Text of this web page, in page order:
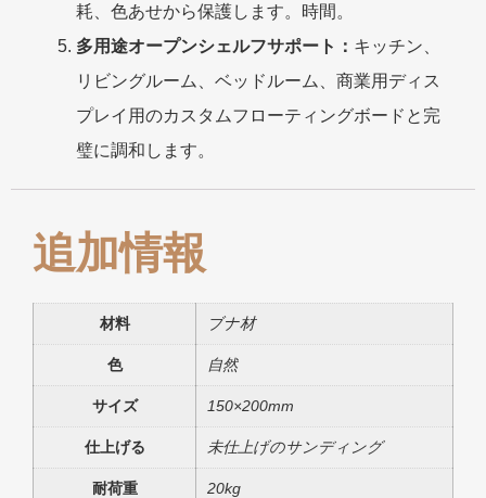
耗、色あせから保護します。時間。
多用途オープンシェルフサポート： キッチン、
リビングルーム、ベッドルーム、商業用ディス
プレイ用のカスタムフローティングボードと完
璧に調和します。
追加情報
材料 ブナ材
色 自然
サイズ 150×200mm
仕上げる 未仕上げのサンディング
耐荷重 20kg